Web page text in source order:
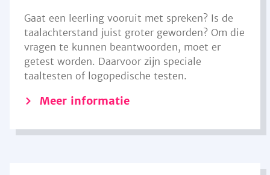
Gaat een leerling vooruit met spreken? Is de
taalachterstand juist groter geworden? Om die
vragen te kunnen beantwoorden, moet er
getest worden. Daarvoor zijn speciale
taaltesten of logopedische testen.
Meer informatie